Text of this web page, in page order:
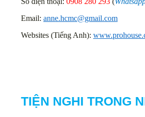
Email: anne.hcmc@gmail.com
Websites (Tiếng Anh):
TIỆN NGHI TRONG